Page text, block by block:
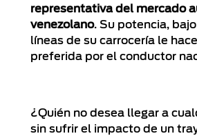
representativa del mercado
venezolano. Su potencia,
líneas de su carrocería le
preferida por el conductor
¿Quién no desea llegar a
sin sufrir el impacto de un